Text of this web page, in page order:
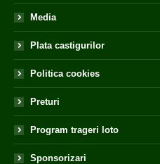
Media
Plata castigurilor
Politica cookies
Preturi
Program trageri loto
Sponsorizari